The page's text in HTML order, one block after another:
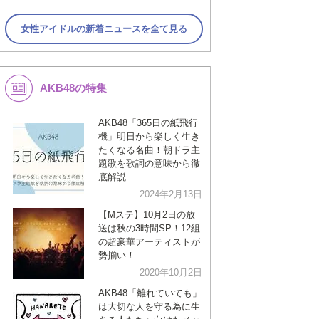
女性アイドルの新着ニュースを全て見る
AKB48の特集
AKB48「365日の紙飛行
機」明日から楽しく生き
たくなる名曲！朝ドラ主
題歌を歌詞の意味から徹
底解説
2024年2月13日
【Mステ】10月2日の放
送は秋の3時間SP！12組
の超豪華アーティストが
勢揃い！
2020年10月2日
AKB48「離れていても」
は大切な人を守る為に生